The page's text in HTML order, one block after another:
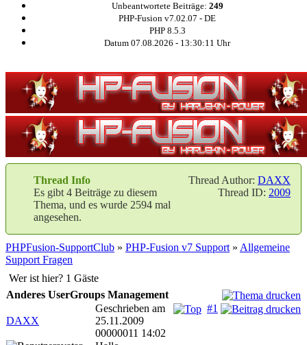
Unbeantwortete Beiträge: 249
PHP-Fusion v7.02.07 - DE
PHP 8.5.3
Datum 07.08.2026 - 13:30:11 Uhr
Thread Author: DAXX
Thread ID: 2009
Thread Info
Es gibt 4 Beiträge zu diesem
Thema, und es wurde 2594 mal
angesehen.
PHPFusion-SupportClub » PHP-Fusion v7 Support » Allgemeine
Support Fragen
Wer ist hier? 1 Gäste
Anderes UserGroups Management
DAXX
#1
Geschrieben am
25.11.2009
00000011 14:02